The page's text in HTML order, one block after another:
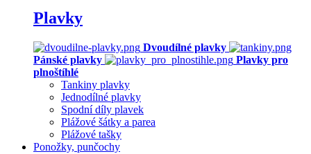
Plavky
Dvoudílné plavky
Pánské plavky
Plavky pro
plnoštíhlé
Tankiny plavky
Jednodílné plavky
Spodní díly plavek
Plážové šátky a parea
Plážové tašky
Ponožky, punčochy